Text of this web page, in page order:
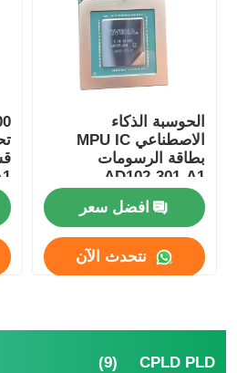
الحوسبة الذكاء
الاصطناعي MPU IC
بطاقة الرسومات
AD102-301-A1
افضل سعر
نتحدث الآن
CPLD PLD
(9)